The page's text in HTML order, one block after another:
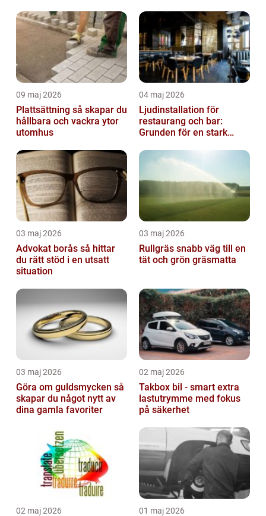
09 maj 2026
Plattsättning så skapar du
hållbara och vackra ytor
utomhus
04 maj 2026
Ljudinstallation för
restaurang och bar:
Grunden för en stark
03 maj 2026
Advokat borås så hittar
du rätt stöd i en utsatt
situation
03 maj 2026
Rullgräs snabb väg till en
tät och grön gräsmatta
03 maj 2026
Göra om guldsmycken så
skapar du något nytt av
dina gamla favoriter
02 maj 2026
Takbox bil - smart extra
lastutrymme med fokus
på säkerhet
02 maj 2026 01 maj 2026